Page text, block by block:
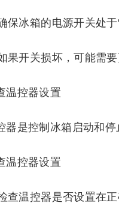
保冰箱的电源开关处于
果开关损坏，可能需要
温控器设置
器是控制冰箱启动和
温控器设置
查温控器是否设置在正